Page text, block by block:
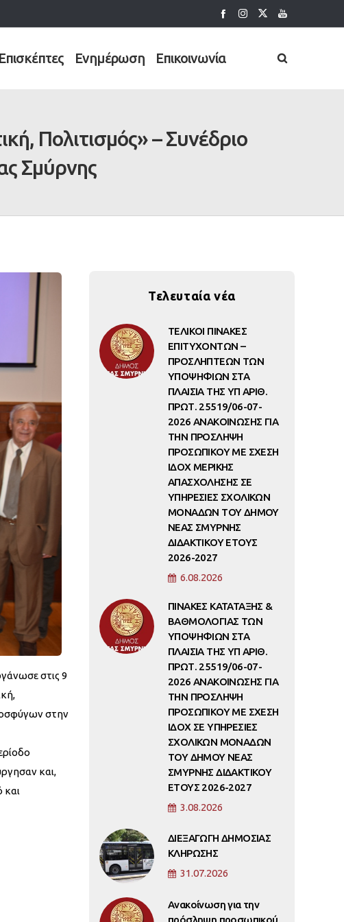
Επισκέπτες Ενημέρωση Επικοινωνία
Πολιτισμός» – Συνέδριο
Σμύρνης
στις 9
στην
και,
και
Τελευταία νέα
ΤΕΛΙΚΟΙ ΠΙΝΑΚΕΣ
ΕΠΙΤΥΧΟΝΤΩΝ –
ΠΡΟΣΛΗΠΤΕΩΝ ΤΩΝ
ΥΠΟΨΗΦΙΩΝ ΣΤΑ
ΠΛΑΙΣΙΑ ΤΗΣ ΥΠ ΑΡΙΘ.
ΠΡΩΤ. 25519/06-07-
2026 ΑΝΑΚΟΙΝΩΣΗΣ ΓΙΑ
ΤΗΝ ΠΡΟΣΛΗΨΗ
ΠΡΟΣΩΠΙΚΟΥ ΜΕ ΣΧΕΣΗ
ΙΔΟΧ ΜΕΡΙΚΗΣ
ΑΠΑΣΧΟΛΗΣΗΣ ΣΕ
ΥΠΗΡΕΣΙΕΣ ΣΧΟΛΙΚΩΝ
ΜΟΝΑΔΩΝ ΤΟΥ ΔΗΜΟΥ
ΝΕΑΣ ΣΜΥΡΝΗΣ
ΔΙΔΑΚΤΙΚΟΥ ΕΤΟΥΣ
2026-2027
6.08.2026
ΠΙΝΑΚΕΣ ΚΑΤΑΤΑΞΗΣ &
ΒΑΘΜΟΛΟΓΙΑΣ ΤΩΝ
ΥΠΟΨΗΦΙΩΝ ΣΤΑ
ΠΛΑΙΣΙΑ ΤΗΣ ΥΠ ΑΡΙΘ.
ΠΡΩΤ. 25519/06-07-
2026 ΑΝΑΚΟΙΝΩΣΗΣ ΓΙΑ
ΤΗΝ ΠΡΟΣΛΗΨΗ
ΠΡΟΣΩΠΙΚΟΥ ΜΕ ΣΧΕΣΗ
ΙΔΟΧ ΣΕ ΥΠΗΡΕΣΙΕΣ
ΣΧΟΛΙΚΩΝ ΜΟΝΑΔΩΝ
ΤΟΥ ΔΗΜΟΥ ΝΕΑΣ
ΣΜΥΡΝΗΣ ΔΙΔΑΚΤΙΚΟΥ
ΕΤΟΥΣ 2026-2027
3.08.2026
ΔΙΕΞΑΓΩΓΗ ΔΗΜΟΣΙΑΣ
ΚΛΗΡΩΣΗΣ
31.07.2026
Ανακοίνωση για την
πρόσληψη προσωπικού